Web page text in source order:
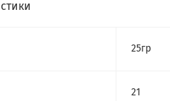
25гр
21